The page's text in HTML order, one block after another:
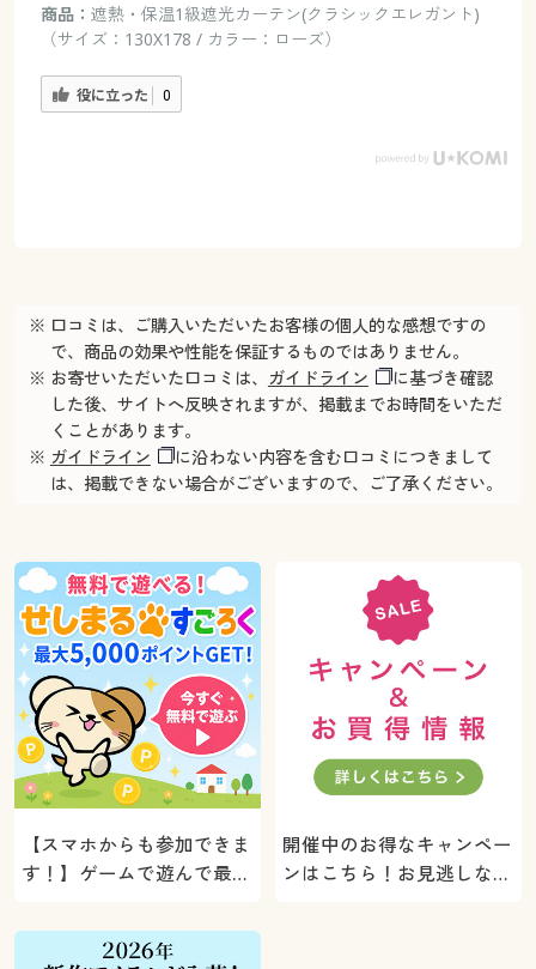
商品： 遮熱・保温1級遮光カーテン(クラシックエレガント)
（サイズ：130X178 / カラー：ローズ）
役に立った 0
※ 口コミは、ご購入いただいたお客様の個人的な感想ですの
で、商品の効果や性能を保証するものではありません。
※ お寄せいただいた口コミは、 ガイドライン
に基づき確認
した後、サイトへ反映されますが、掲載までお時間をいただ
くことがあります。
※ ガイドライン
に沿わない内容を含む口コミにつきまして
は、掲載できない場合がございますので、ご了承ください。
【スマホからも参加できま
す！】ゲームで遊んで最大
ト！
開催中のお得なキャンペー
ンはこちら！お見逃しな